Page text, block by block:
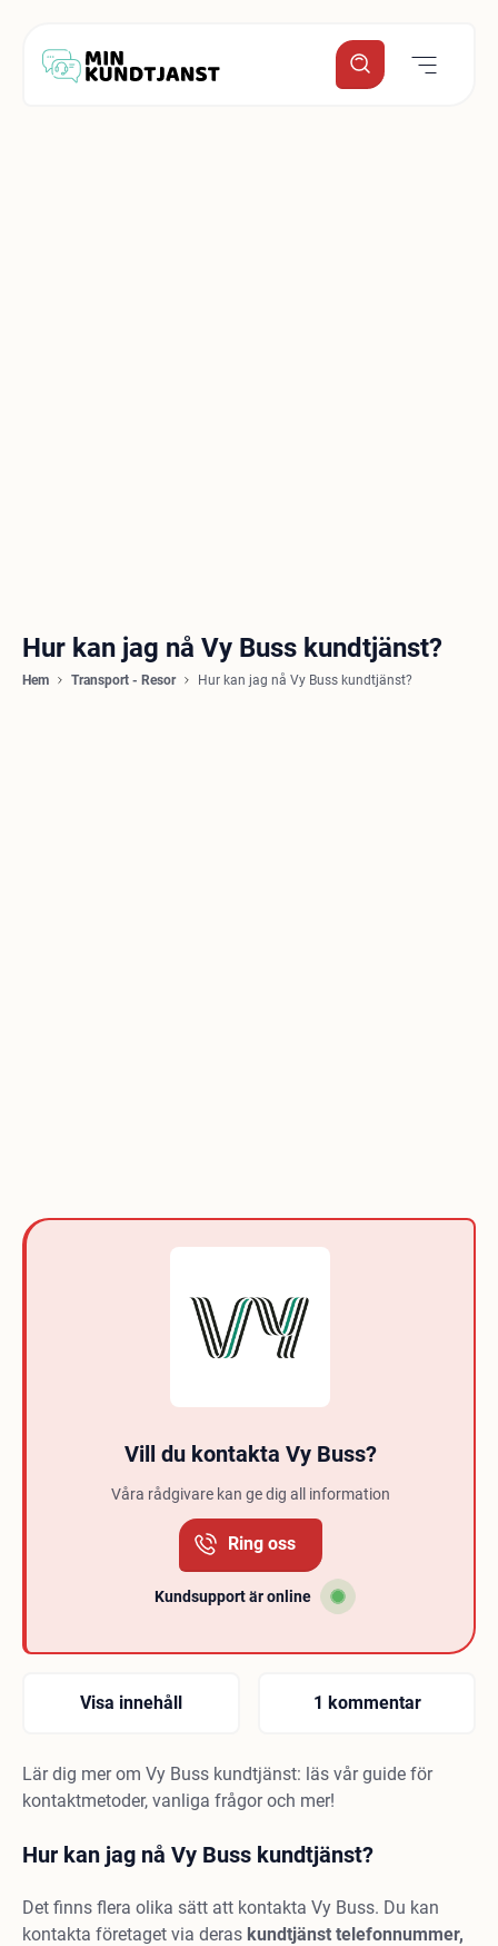
Hur kan jag nå Vy Buss kundtjänst?
Hem Transport - Resor Hur kan jag nå Vy Buss kundtjänst?
Vill du kontakta Vy Buss?
Våra rådgivare kan ge dig all information
Ring oss
Kundsupport är online
Visa innehåll 1 kommentar
Lär dig mer om Vy Buss kundtjänst: läs vår guide för
kontaktmetoder, vanliga frågor och mer!
Hur kan jag nå Vy Buss kundtjänst?
Det finns flera olika sätt att kontakta Vy Buss. Du kan
kontakta företaget via deras kundtjänst telefonnummer,